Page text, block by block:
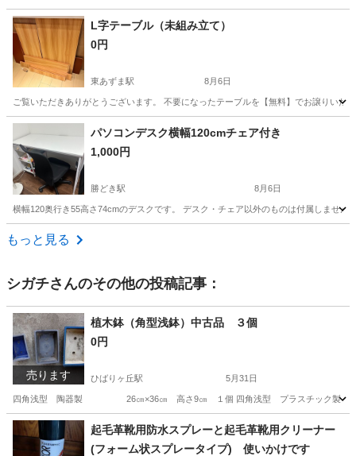
東京 台東区 新御徒町駅 カーペット/マット/ラグ
ヨガマット
L字テーブル（未組み立て）
0円
東あずま駅 8月6日
ご覧いただきありがとうございます。 不要になったテーブルを【無料】でお譲りい
東京 墨田区 東あずま駅 テーブル
パソコンデスク横幅120cmチェア付き
1,000円
勝どき駅 8月6日
横幅120奥行き55高さ74cmのデスクです。 デスク・チェア以外のものは付属しません
東京 中央区
もっと見る
シガチさんのその他の投稿記事：
売ります
植木鉢（角型浅鉢）中古品 ３個
0円
ひばりヶ丘駅 5月31日
四角浅型 陶器製 26㎝×36㎝ 高さ9㎝ １個 四角浅型 プラスチック製 21㎝
東京 西東京市 ひばりヶ丘駅 家庭用品
起毛革靴用防水スプレーと起毛革靴用クリーナー
(フォーム状スプレータイプ) 使いかけです